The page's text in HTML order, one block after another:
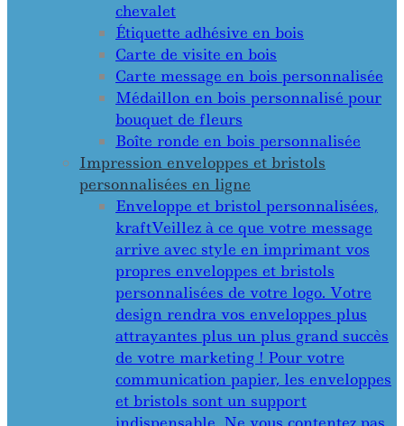
chevalet
Étiquette adhésive en bois
Carte de visite en bois
Carte message en bois personnalisée
Médaillon en bois personnalisé pour
bouquet de fleurs
Boîte ronde en bois personnalisée
Impression enveloppes et bristols
personnalisées en ligne
Enveloppe et bristol personnalisées,
kraftVeillez à ce que votre message
arrive avec style en imprimant vos
propres enveloppes et bristols
personnalisées de votre logo. Votre
design rendra vos enveloppes plus
attrayantes plus un plus grand succès
de votre marketing ! Pour votre
communication papier, les enveloppes
et bristols sont un support